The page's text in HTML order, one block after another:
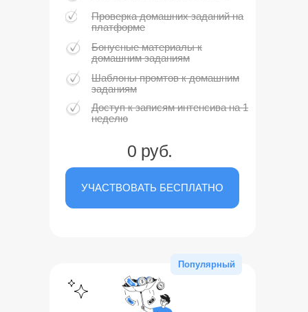
Популярный
Проверка домашних заданий на
платформе
Бонусные материалы к
домашним заданиям
Шаблоны промтов к домашним
заданиям
Доступ к записям интенсива на 1
неделю
УЧАСТВОВАТЬ БЕСПЛАТНО
0 руб.